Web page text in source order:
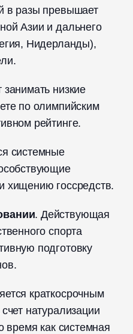
в разы превышает
Азии и дальнего
Нидерланды),
низкие
по олимпийским
рейтинге.
системные
хищению госсредств.
. Действующая
спорта
подготовку
краткосрочным
натурализации
время как системная